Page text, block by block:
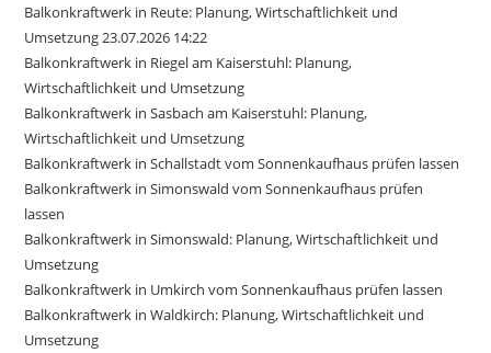
Balkonkraftwerk in Reute: Planung, Wirtschaftlichkeit und
Umsetzung 23.07.2026 14:22
Balkonkraftwerk in Riegel am Kaiserstuhl: Planung,
Wirtschaftlichkeit und Umsetzung
Balkonkraftwerk in Sasbach am Kaiserstuhl: Planung,
Wirtschaftlichkeit und Umsetzung
Balkonkraftwerk in Schallstadt vom Sonnenkaufhaus prüfen lassen
Balkonkraftwerk in Simonswald vom Sonnenkaufhaus prüfen
lassen
Balkonkraftwerk in Simonswald: Planung, Wirtschaftlichkeit und
Umsetzung
Balkonkraftwerk in Umkirch vom Sonnenkaufhaus prüfen lassen
Balkonkraftwerk in Waldkirch: Planung, Wirtschaftlichkeit und
Umsetzung